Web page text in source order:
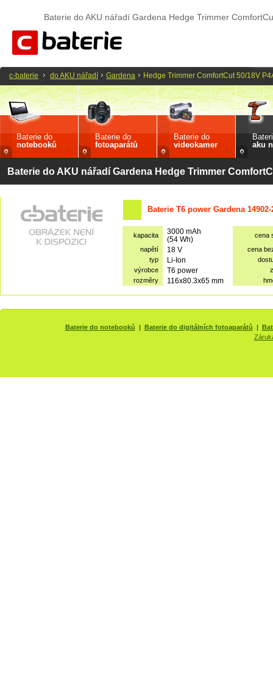
Baterie do AKU nářadí Gardena Hedge Trimmer
Baterie do
notebooků
Baterie do
fotoaparátů
Baterie do
videokamer
aku
Baterie do AKU nářadí Gardena Hedge Trimmer
Baterie T6 power Gardena
kapacita
3000 mAh
(54 Wh)
cena
napětí
18 V
cena
typ
Li-Ion
výrobce
T6 power
rozměry
116x80.3x65 mm
c-baterie do AKU nářadí Gardena Hedge Trimmer ComfortCut 50/18V
Baterie do notebooků | Baterie do digitálních fotoaparátů |